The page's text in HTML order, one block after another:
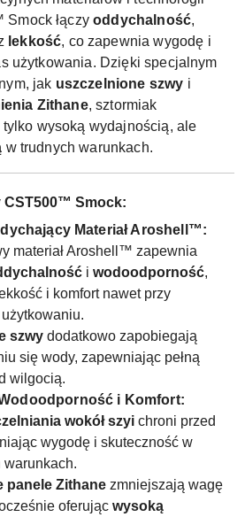
Smock łączyoddychalność,
lekkość, co zapewnia wygodę i
użytkowania. Dzięki specjalnym
jak uszczelnione szwy i
Zithane, sztormiak
wysoką wydajnością, ale
w trudnych warunkach.
CST500™ Smock:
Materiał Aroshell™:
materiał Aroshell™ zapewnia
i wodoodporność,
i komfort nawet przy
szwy dodatkowo zapobiegają
się wody, zapewniając pełną
wilgocią.
i Komfort:
wokół szyi chroni przed
wygodę i skuteczność w
panele Zithane zmniejszają wagę
oferując wysoką